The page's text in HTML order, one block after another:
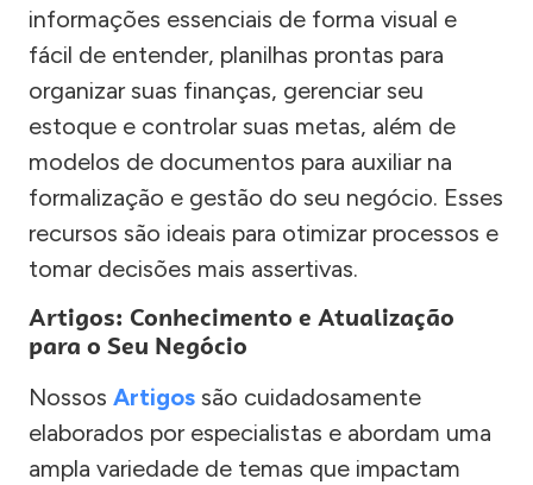
informações essenciais de forma visual e
fácil de entender, planilhas prontas para
organizar suas finanças, gerenciar seu
estoque e controlar suas metas, além de
modelos de documentos para auxiliar na
formalização e gestão do seu negócio. Esses
recursos são ideais para otimizar processos e
tomar decisões mais assertivas.
Artigos: Conhecimento e Atualização
para o Seu Negócio
Nossos Artigos são cuidadosamente
elaborados por especialistas e abordam uma
ampla variedade de temas que impactam